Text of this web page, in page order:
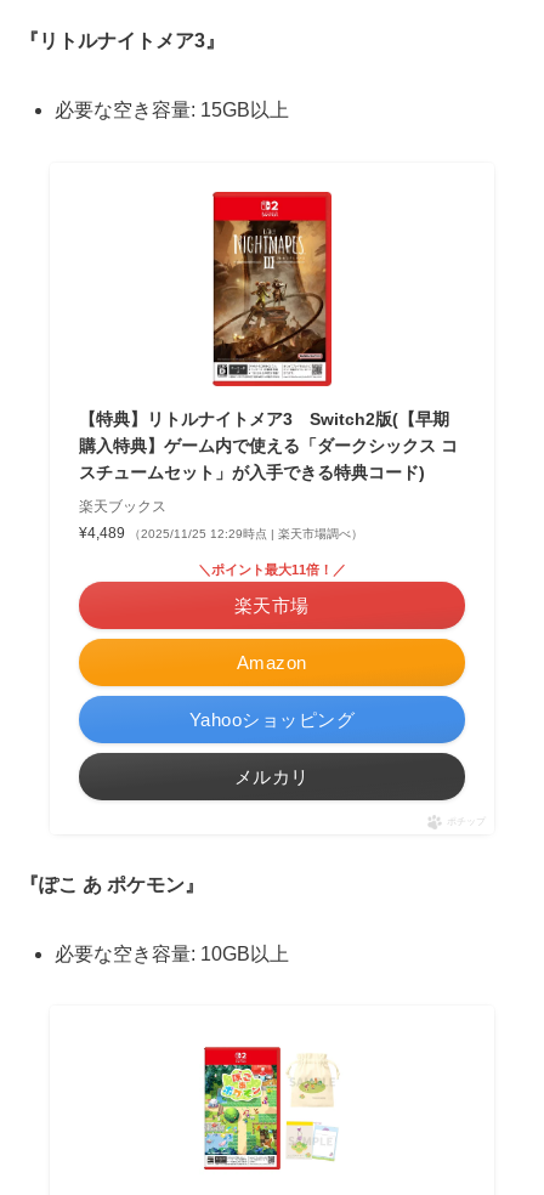
『リトルナイトメア3』
必要な空き容量: 15GB以上
【特典】リトルナイトメア3 Switch2版(【早期
購入特典】ゲーム内で使える「ダークシックス コ
スチュームセット」が入手できる特典コード)
楽天ブックス
¥4,489
（2025/11/25 12:29時点 | 楽天市場調べ）
Amazon
＼ポイント最大11倍！／
楽天市場
Yahooショッピング
メルカリ
ポチップ
『ぽこ あ ポケモン』
必要な空き容量: 10GB以上